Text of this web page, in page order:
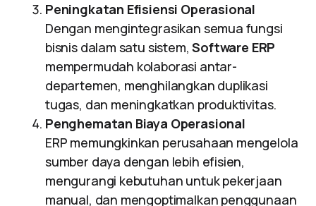
Peningkatan Efisiensi Operasional
Dengan mengintegrasikan semua fungsi
bisnis dalam satu sistem,Software ERP
mempermudah kolaborasi antar-
departemen, menghilangkan duplikasi
tugas, dan meningkatkan produktivitas.
Penghematan Biaya Operasional
ERP memungkinkan perusahaan mengelola
sumber daya dengan lebih efisien,
mengurangi kebutuhan untuk pekerjaan
manual, dan mengoptimalkan penggunaan